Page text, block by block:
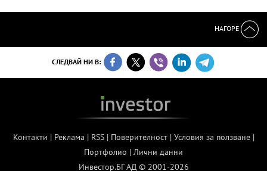
НАГОРЕ
СЛЕДВАЙ НИ В:
Контакти | Реклама | RSS| Поверителност| Условия за ползване|
Портфолио | Лични данни
Инвестор.БГ АД © 2001-2026